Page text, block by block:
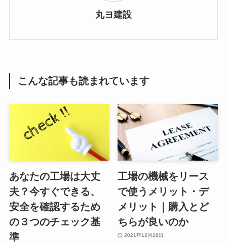
丸ヨ建設
こんな記事も読まれています
あなたの工場は大丈
夫？今すぐできる、
安全を確認するため
の３つのチェック基
準
工場の機械をリース
で使うメリット・デ
メリット｜購入とど
ちらが良いのか
2021年12月28日